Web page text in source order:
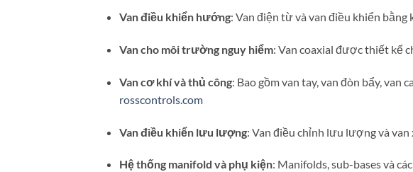
Van điều khiển hướng: Van điện từ và van điều khiển bằng
Van cho môi trường nguy hiểm: Van coaxial được thiết kế
Van cơ khí và thủ công: Bao gồm van tay, van đòn bẩy, van
rosscontrols.com
Van điều khiển lưu lượng: Van điều chỉnh lưu lượng và van
Hệ thống manifold và phụ kiện: Manifolds, sub-bases và